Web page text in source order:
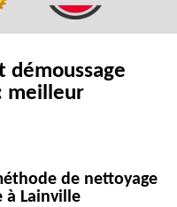
démoussage
meilleur
de nettoyage
à Lainville